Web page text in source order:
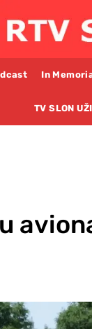
In
TV SLON